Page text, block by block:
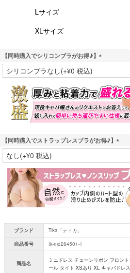
Lサイズ
XLサイズ
【同時購入でシリコンブラがお得♪】
(
必
須
)
【同時購入でストラップレスブラがお得♪】
(
必
須
)
ブランド
Tika「ティカ」
商品番号
tk-md264501-1
商品名
ミニドレス チェーンリボン フロン
ール タイト XSあり XL キャバドレ